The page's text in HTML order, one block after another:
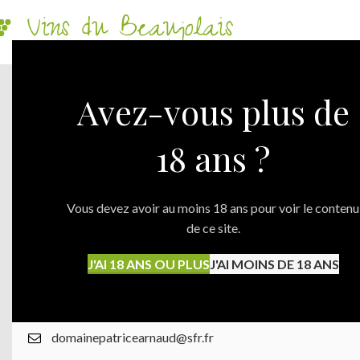
Avez-vous plus de
18 ans ?
Vous devez avoir au moins 18 ans pour voir le contenu
de ce site.
J'AI 18 ANS OU PLUSJ'AI MOINS DE 18 ANS
Domaine Patrice Arnaud
domainepatricearnaud@sfr.fr